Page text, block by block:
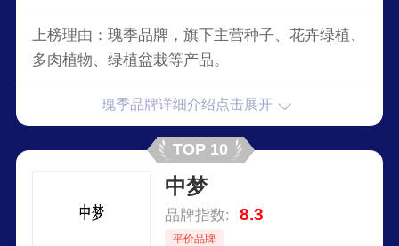
上榜理由：瑰季品牌，旗下主营种子、花卉绿植、
多肉植物、绿植盆栽等产品。
瑰季品牌详细介绍点击展开
TOP 10
中梦
品牌指数: 8.3
平价品牌